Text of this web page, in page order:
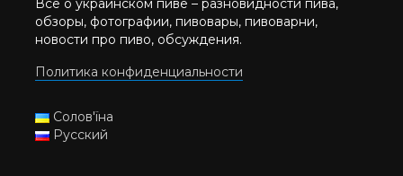
Все о украинском пиве – разновидности пива,
обзоры, фотографии, пивовары, пивоварни,
новости про пиво, обсуждения.
Политика конфиденциальности
Солов'їна
Русский